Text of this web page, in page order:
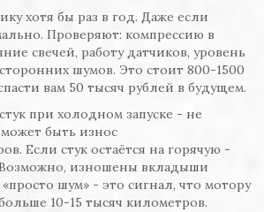
хотя бы раз в год. Даже если
Проверяют: компрессию в
свечей, работу датчиков, уровень
шумов. Это стоит 800-1500
вам 50 тысяч рублей в будущем.
при холодном запуске - не
быть износ
Если стук остаётся на горячую -
Возможно, изношены вкладыши
шум» - это сигнал, что мотору
10-15 тысяч километров.